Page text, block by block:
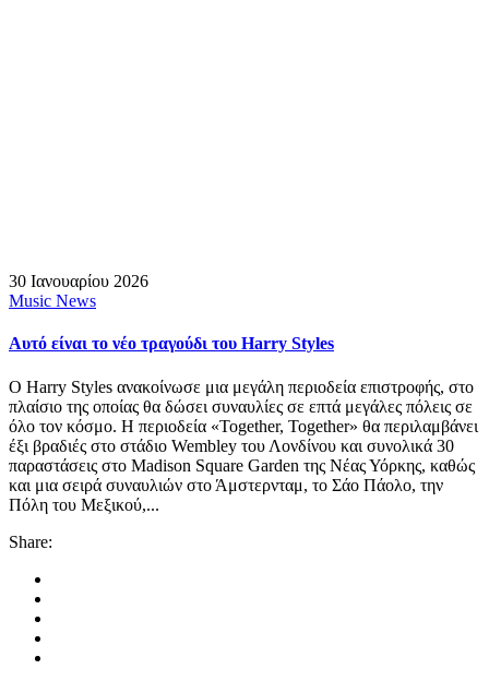
30 Ιανουαρίου 2026
Music News
Aυτό είναι το νέο τραγούδι του Harry Styles
Ο Harry Styles ανακοίνωσε μια μεγάλη περιοδεία επιστροφής, στο
πλαίσιο της οποίας θα δώσει συναυλίες σε επτά μεγάλες πόλεις σε
όλο τον κόσμο. Η περιοδεία «Together, Together» θα περιλαμβάνει
έξι βραδιές στο στάδιο Wembley του Λονδίνου και συνολικά 30
παραστάσεις στο Madison Square Garden της Νέας Υόρκης, καθώς
και μια σειρά συναυλιών στο Άμστερνταμ, το Σάο Πάολο, την
Πόλη του Μεξικού,...
Share: